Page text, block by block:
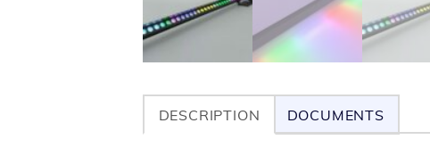
DESCRIPTION DOCUMENTS